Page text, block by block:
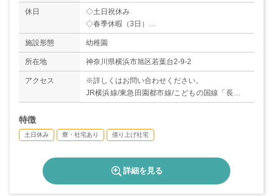
休日
◇土日祝休み
◇春季休暇（3日）
◇夏季休暇（10日）
◇年末年始休暇（12/29～1/3）
◇リフレッシュ休暇（5日）
◇慶弔休暇
◇有給休暇
◇産前産後休暇、育児休暇（取得・復帰実績あ
＊年間休日数113日
施設形態 幼稚園
所在地 神奈川県横浜市旭区若葉台2-9-2
アクセス
※詳しくはお問い合わせください。
JR横浜線/東急田園都市線/こどもの国線「長津田
駅」/東急田園都市線「青葉台駅」/相鉄本線「鶴
近隣公園前」バス停下車徒歩4分
特徴
土日休み 寮・社宅あり 借り上げ社宅
詳細を見る